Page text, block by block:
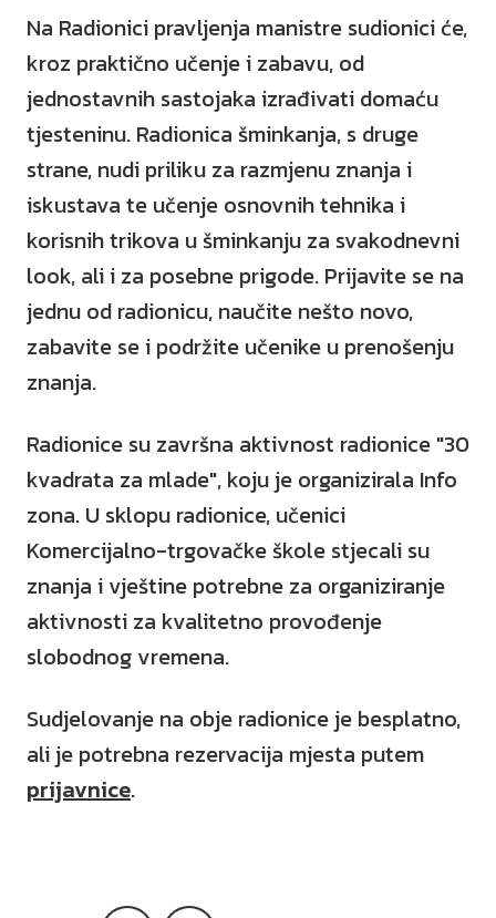
Na Radionici pravljenja manistre sudionici će,
kroz praktično učenje i zabavu, od
jednostavnih sastojaka izrađivati domaću
tjesteninu. Radionica šminkanja, s druge
strane, nudi priliku za razmjenu znanja i
iskustava te učenje osnovnih tehnika i
korisnih trikova u šminkanju za svakodnevni
look, ali i za posebne prigode. Prijavite se na
jednu od radionicu, naučite nešto novo,
zabavite se i podržite učenike u prenošenju
znanja.
Radionice su završna aktivnost radionice "30
kvadrata za mlade", koju je organizirala Info
zona. U sklopu radionice, učenici
Komercijalno-trgovačke škole stjecali su
znanja i vještine potrebne za organiziranje
aktivnosti za kvalitetno provođenje
slobodnog vremena.
Sudjelovanje na obje radionice je besplatno,
ali je potrebna rezervacija mjesta putem
prijavnice.